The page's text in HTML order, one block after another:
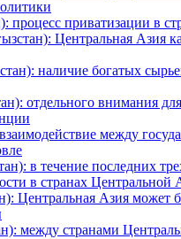
процесс приватизации в
Центральная Азия
наличие богатых
отдельного внимания
между
в течение последних
в странах Центральной
Центральная Азия может
между странами